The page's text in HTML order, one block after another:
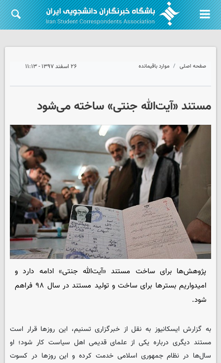
صفحه اصلی موارد باقیمانده ۲۶ اسفند ۱۳۹۷ - ۱۱:۱۳
مستند «آیت‌الله جنتی» ساخته می‌شود
پژوهش‌ها برای ساخت مستند «آیت‌الله جنتی» ادامه دارد و
امیدواریم بسترها برای ساخت و تولید مستند در سال ۹۸ فراهم
شود.
به گزارش ایسکانیوز به نقل از خبرگزاری تسنیم، این روزها قرار است
مستند دیگری درباره یکی از علمای قدیمی اهل سیاست کار شود؛ او
سال‌ها در نظام جمهوری اسلامی خدمت کرده و این روزها در کسوت